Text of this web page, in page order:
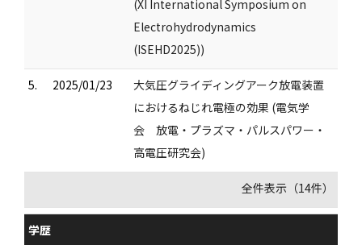
(XI International Symposium on
Electrohydrodynamics
(ISEHD2025))
5. 2025/01/23
大気圧グライディングアーク放電装置
におけるねじれ電極の効果 (電気学
会 放電・プラズマ・パルスパワー・
高電圧研究会)
全件表示（14件）
学歴